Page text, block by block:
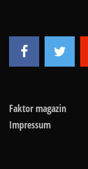
Faktor magazin
Impressum